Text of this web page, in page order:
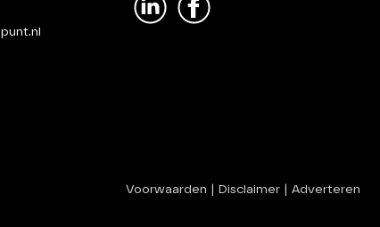
Voorwaarden Disclaimer Adverteren